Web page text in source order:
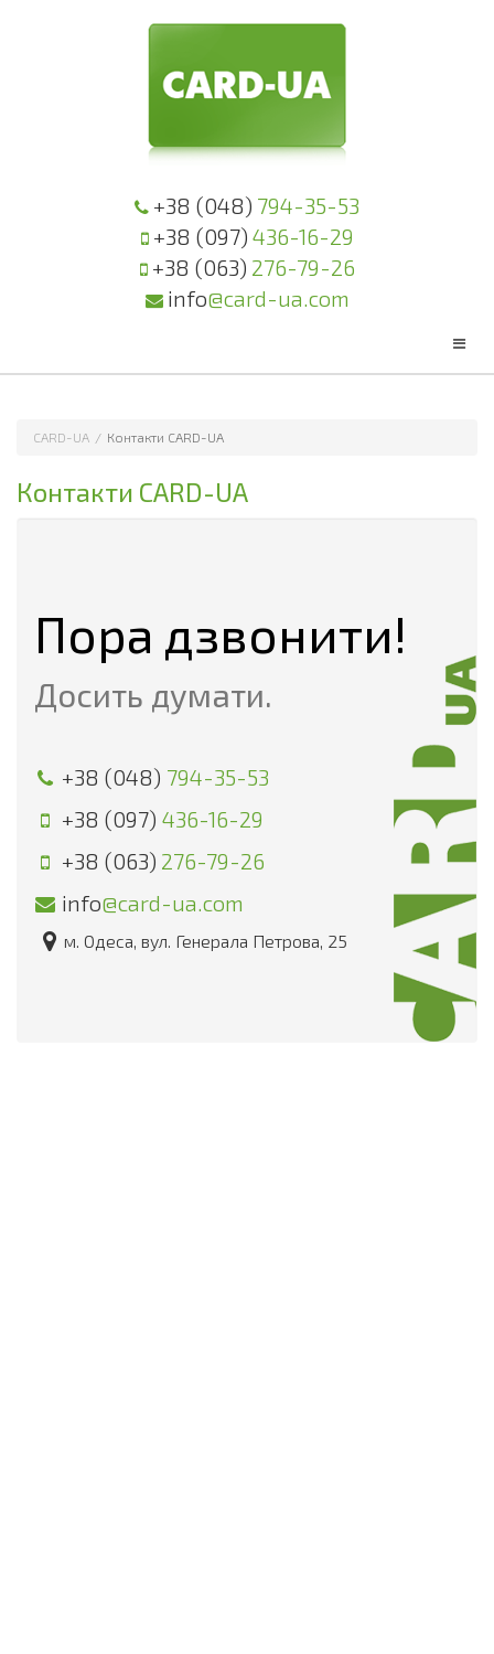
+38 (048) 794-35-53
+38 (097) 436-16-29
+38 (063) 276-79-26
info@card-ua.com
CARD-UA / Контакти CARD-UA
Контакти CARD-UA
Пора дзвонити!
Досить думати.
+38 (048) 794-35-53
+38 (097) 436-16-29
+38 (063) 276-79-26
info@card-ua.com
м. Одеса, вул. Генерала Петрова, 25